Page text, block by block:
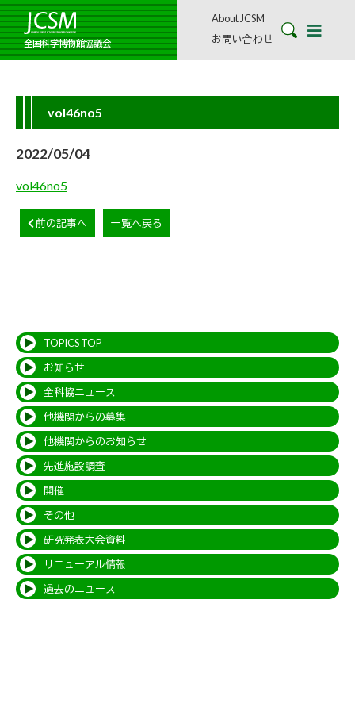
全国科学博物館協議会
About JCSM
お問い合わせ
vol46no5
2022/05/04
vol46no5
前の記事へ 一覧へ戻る
TOPICS TOP
お知らせ
全科協ニュース
他機関からの募集
他機関からのお知らせ
先進施設調査
開催
その他
研究発表大会資料
リニューアル情報
過去のニュース